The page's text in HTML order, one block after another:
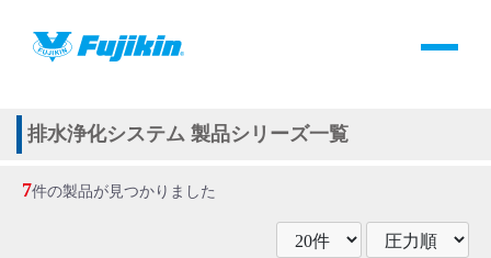
製品情報
バルブ・継手・システムを探す
排水浄化システム 製品シリーズ一覧
7件の製品が見つかりました